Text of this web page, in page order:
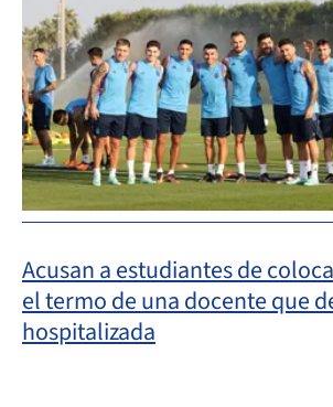
Acusan a estudiantes de
el termo de una docente que
hospitalizada